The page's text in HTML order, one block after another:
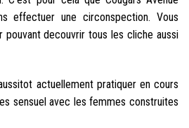
effectuer une circonspection. Vous
decouvrir tous les cliche aussi
actuellement pratiquer en cours
sensuel avec les femmes construites